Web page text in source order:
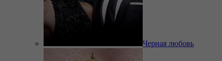
Черная любовь